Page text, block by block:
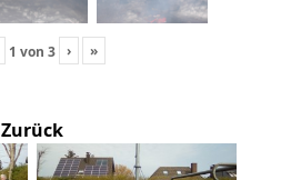
1 von 3 › »
Zurück